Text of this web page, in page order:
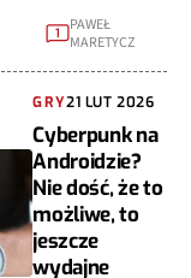
1
PAWEŁ
MARETYCZ
GRY21 LUT 2026
Cyberpunk na
Androidzie?
Nie dość, że to
możliwe, to
jeszcze
wydajne